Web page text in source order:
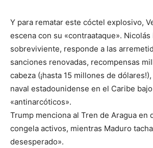
Y para rematar este cóctel explosivo,
escena con su «contraataque».
sobreviviente, responde a las
sanciones renovadas, recompensas
cabeza (¡hasta 15 millones de
naval estadounidense en el Caribe
«antinarcóticos».
Trump menciona al Tren de Aragua en
congela activos, mientras Maduro
desesperado».